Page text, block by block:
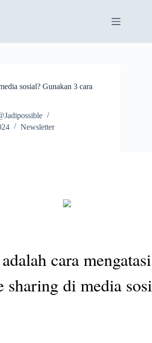
sosial? Gunakan 3 cara
Newsletter
cara
sharing di media